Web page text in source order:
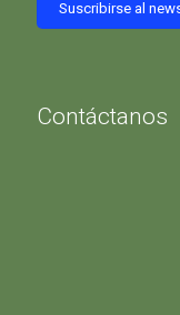
Contáctanos